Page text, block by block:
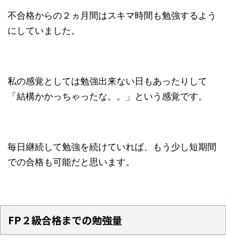
不合格からの２ヵ月間はスキマ時間も勉強するよう
にしていました。
私の感覚としては勉強出来ない日もあったりして
「結構かかっちゃったな。。」という感覚です。
毎日継続して勉強を続けていれば、もう少し短期間
での合格も可能だと思います。
FP２級合格までの勉強量